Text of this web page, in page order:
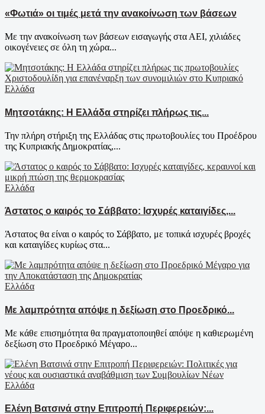
«Φωτιά» οι τιμές μετά την ανακοίνωση των βάσεων
Με την ανακοίνωση των βάσεων εισαγωγής στα ΑΕΙ, χιλιάδες
οικογένειες σε όλη τη χώρα...
Ελλάδα
Μητσοτάκης: Η Ελλάδα στηρίζει πλήρως τις...
Την πλήρη στήριξη της Ελλάδας στις πρωτοβουλίες του Προέδρου
της Κυπριακής Δημοκρατίας,...
Ελλάδα
Άστατος ο καιρός το Σάββατο: Ισχυρές καταιγίδες,...
Άστατος θα είναι ο καιρός το Σάββατο, με τοπικά ισχυρές βροχές
και καταιγίδες κυρίως στα...
Ελλάδα
Με λαμπρότητα απόψε η δεξίωση στο Προεδρικό...
Με κάθε επισημότητα θα πραγματοποιηθεί απόψε η καθιερωμένη
δεξίωση στο Προεδρικό Μέγαρο...
Ελλάδα
Ελένη Βατσινά στην Επιτροπή Περιφερειών:...